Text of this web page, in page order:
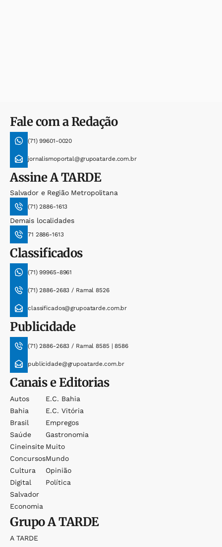
Fale com a Redação
(71) 99601-0020
jornalismoportal@grupoatarde.com.br
AssineA TARDE
Salvador e Região Metropolitana
(71) 2886-1613
Demais localidades
71 2886-1613
Classificados
(71) 99965-8961
(71) 2886-2683 / Ramal 8526
classificados@grupoatarde.com.br
Publicidade
(71) 2886-2683 / Ramal 8585 | 8586
publicidade@grupoatarde.com.br
Canais e Editorias
Autos
Bahia
Brasil
Saúde
Cineinsite
Concursos
Cultura
Digital
Salvador
Economia
E.c. Bahia
E.c. Vitória
Empregos
Gastronomia
Muito
Mundo
Opinião
Política
GrupoA TARDE
A TARDE